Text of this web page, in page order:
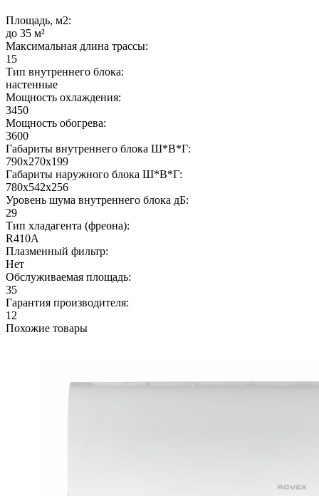
Площадь, м2:
до 35 м²
Максимальная длина трассы:
15
Тип внутреннего блока:
настенные
Мощность охлаждения:
3450
Мощность обогрева:
3600
Габариты внутреннего блока Ш*В*Г:
790х270х199
Габариты наружного блока Ш*В*Г:
780х542х256
Уровень шума внутреннего блока дБ:
29
Тип хладагента (фреона):
R410A
Плазменный фильтр:
Нет
Обслуживаемая площадь:
35
Гарантия производителя:
12
Похожие товары